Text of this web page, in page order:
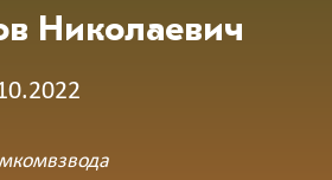
Николаевич